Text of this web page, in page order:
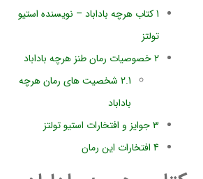
کتاب هرچه باداباد – نویسنده استیو
خصوصیات رمان طنز هرچه باداباد
شخصیت های رمان هرچه
جوایز و افتخارات استیو تولتز
افتخارات این رمان